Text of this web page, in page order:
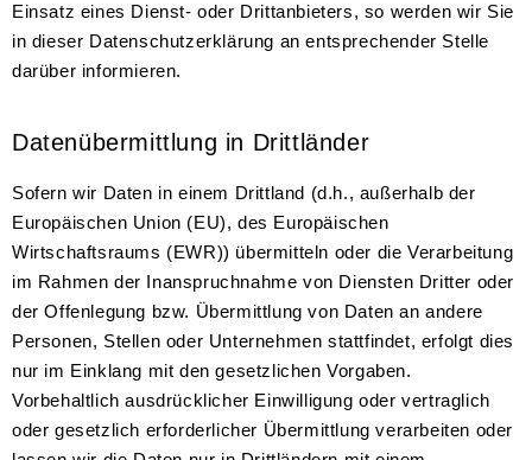
Einsatz eines Dienst- oder Drittanbieters, so werden wir Sie
in dieser Datenschutzerklärung an entsprechender Stelle
darüber informieren.
Datenübermittlung in Drittländer
Sofern wir Daten in einem Drittland (d.h., außerhalb der
Europäischen Union (EU), des Europäischen
Wirtschaftsraums (EWR)) übermitteln oder die Verarbeitung
im Rahmen der Inanspruchnahme von Diensten Dritter oder
der Offenlegung bzw. Übermittlung von Daten an andere
Personen, Stellen oder Unternehmen stattfindet, erfolgt dies
nur im Einklang mit den gesetzlichen Vorgaben.
Vorbehaltlich ausdrücklicher Einwilligung oder vertraglich
oder gesetzlich erforderlicher Übermittlung verarbeiten oder